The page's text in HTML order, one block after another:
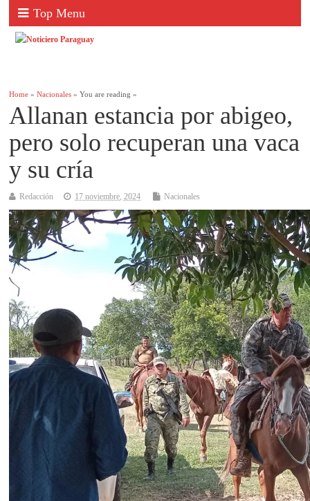
Top Menu
Home »Nacionales » You are reading »
Allanan estancia por abigeo,
pero solo recuperan una vaca
y su cría
Redacción 17 noviembre, 2024 Nacionales